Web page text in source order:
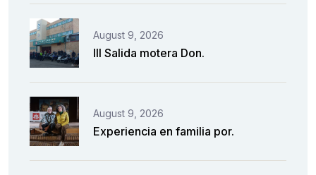
August 9, 2026
III Salida motera Don.
August 9, 2026
Experiencia en familia por.